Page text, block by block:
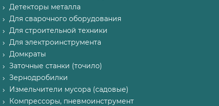
Детекторы металла
Для сварочного оборудования
Для строительной техники
Для электроинструмента
Домкраты
Заточные станки (точило)
Зернодробилки
Измельчители мусора (садовые)
Компрессоры, пневмоинструмент